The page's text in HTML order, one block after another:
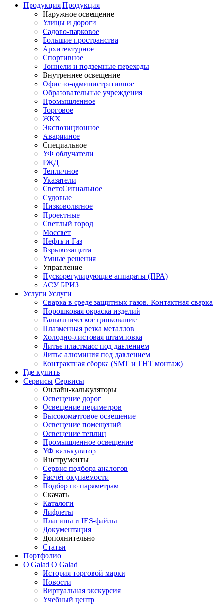
Продукция Продукция
Наружное освещение
Улицы и дороги
Садово-парковое
Большие пространства
Архитектурное
Спортивное
Тоннели и подземные переходы
Внутреннее освещение
Офисно-административное
Образовательные учреждения
Промышленное
Торговое
ЖКХ
Экспозиционное
Аварийное
Специальное
УФ облучатели
РЖД
Тепличное
Указатели
СветоСигнальное
Судовые
Низковольтное
Проектные
Светлый город
Моссвет
Нефть и Газ
Взрывозащита
Умные решения
Управление
Пускорегулирующие аппараты (ПРА)
АСУ БРИЗ
Услуги Услуги
Сварка в среде защитных газов. Контактная сварка
Порошковая окраска изделий
Гальваническое цинкование
Плазменная резка металлов
Холодно-листовая штамповка
Литье пластмасс под давлением
Литье алюминия под давлением
Контрактная сборка (SMT и THT монтаж)
Где купить
Сервисы Сервисы
Онлайн-калькуляторы
Освещение дорог
Освещение периметров
Высокомачтовое освещение
Освещение помещений
Освещение теплиц
Промышленное освещение
УФ калькулятор
Инструменты
Сервис подбора аналогов
Расчёт окупаемости
Подбор по параметрам
Скачать
Каталоги
Лифлеты
Плагины и IES-файлы
Документация
Дополнительно
Статьи
Портфолио
О Galad О Galad
История торговой марки
Новости
Виртуальная экскурсия
Учебный центр